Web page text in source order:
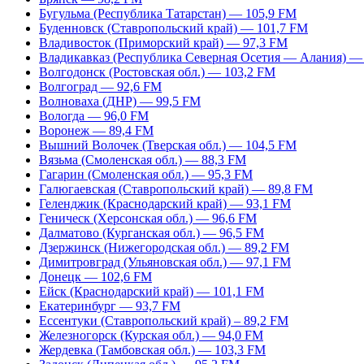
Бугульма (Республика Татарстан) — 105,9 FM
Буденновск (Ставропольский край) — 101,7 FM
Владивосток (Приморский край) — 97,3 FM
Владикавказ (Республика Северная Осетия — Алания)
Волгодонск (Ростовская обл.) — 103,2 FM
Волгоград — 92,6 FM
Волноваха (ДНР) — 99,5 FM
Вологда — 96,0 FM
Воронеж — 89,4 FM
Вышний Волочек (Тверская обл.) — 104,5 FM
Вязьма (Смоленская обл.) — 88,3 FM
Гагарин (Смоленская обл.) — 95,3 FM
Галюгаевская (Ставропольский край) — 89,8 FM
Геленджик (Краснодарский край) — 93,1 FM
Геническ (Херсонская обл.) — 96,6 FM
Далматово (Курганская обл.) — 96,5 FM
Дзержинск (Нижегородская обл.) — 89,2 FM
Димитровград (Ульяновская обл.) — 97,1 FM
Донецк — 102,6 FM
Ейск (Краснодарский край) — 101,1 FM
Екатеринбург — 93,7 FM
Ессентуки (Ставропольский край) – 89,2 FM
Железногорск (Курская обл.) — 94,0 FM
Жердевка (Тамбовская обл.) — 103,3 FM